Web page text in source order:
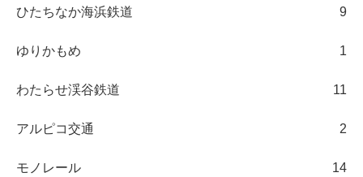
ひたちなか海浜鉄道 9
ゆりかもめ 1
わたらせ渓谷鉄道 11
アルピコ交通 2
モノレール 14